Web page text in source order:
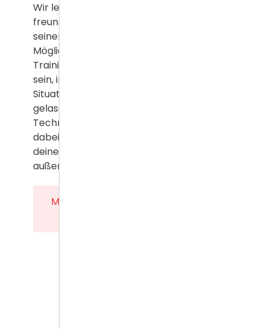
Wir legen sehr viel Wert auf einen
freundschaftlichen Umgang. Jeder lernt in
seinem Tempo und nach seinen
Möglichkeiten. Durch die gewonnene
Trainingserfahrung wirst du in der Lage
sein, in stressigen und kritischen
Situationen selbstbewusster und
gelassener zu agieren. Bei uns wird an den
Techniken gearbeitet, aber der Spass
dabei nicht vergessen. Kampfkunst sollte
deine Insel sein, wo der Alltagsstress
außen vor bleibt.
Mach unser Wing Chun zu deinem